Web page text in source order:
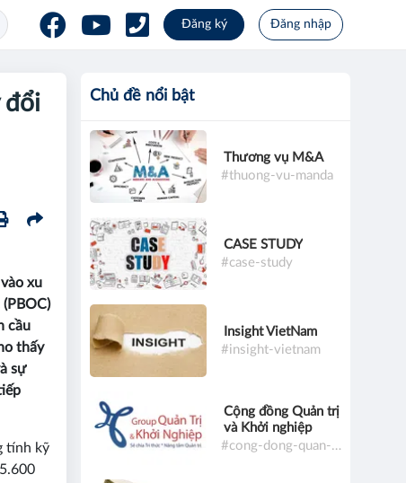
Đăng ký Đăng nhập
đổi
xu
cầu
thấy
sự
tính kỹ
Chủ đề nổi bật
Thương vụ M&A
#thuong-vu-manda
CASE STUDY
#case-study
Insight VietNam
#insight-vietnam
Cộng đồng Quản trị
và Khởi nghiệp
#cong-dong-quan-tri-va-khoi-nghiep